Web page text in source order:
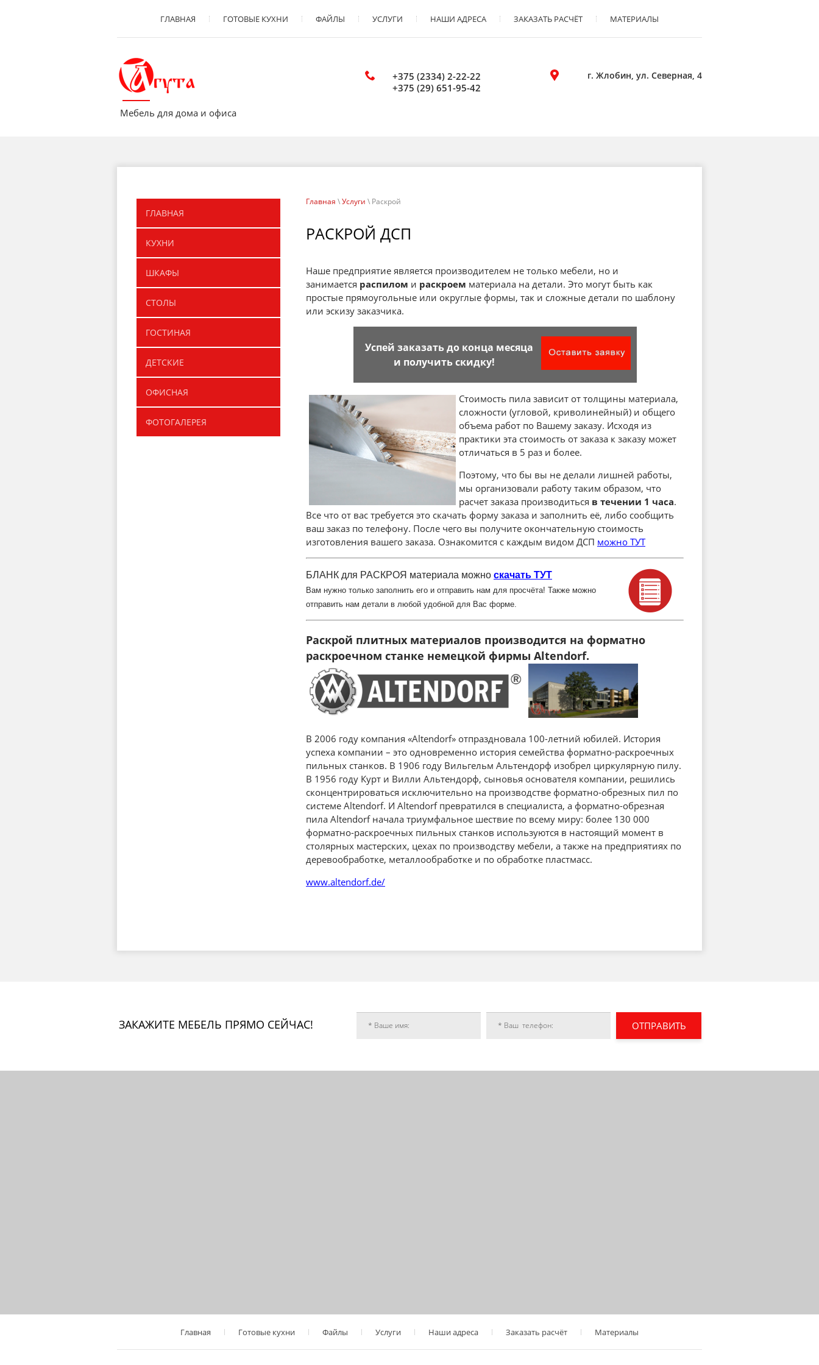
ГЛАВНАЯ ГОТОВЫЕ КУХНИ ФАЙЛЫ УСЛУГИ НАШИ АДРЕСА ЗАКАЗАТЬ РАСЧЁТ МАТЕРИАЛЫ
Мебель для дома и офиса
+375 (2334) 2-22-22
+375 (29) 651-95-42
г. Жлобин, ул. Северная, 4
ГЛАВНАЯ
КУХНИ
ШКАФЫ
СТОЛЫ
ГОСТИНАЯ
ДЕТСКИЕ
ОФИСНАЯ
ФОТОГАЛЕРЕЯ
Главная \Услуги \ Раскрой
РАСКРОЙ ДСП
Наше предприятие является производителем не только мебели, но и
занимается распилом и раскроем материала на детали. Это могут быть как
простые прямоугольные или округлые формы, так и сложные детали по шаблону
или эскизу заказчика.
Успей заказать до конца месяца
и получить скидку!
Стоимость пила зависит от толщины материала,
сложности (угловой, криволинейный) и общего
объема работ по Вашему заказу. Исходя из
практики эта стоимость от заказа к заказу может
отличаться в 5 раз и более.
Поэтому, что бы вы не делали лишней работы,
мы организовали работу таким образом, что
расчет заказа производиться в течении 1 часа.
Все что от вас требуется это скачать форму заказа и заполнить её, либо сообщить
ваш заказ по телефону. После чего вы получите окончательную стоимость
изготовления вашего заказа. Ознакомится с каждым видом ДСП можно ТУТ
БЛАНК для РАСКРОЯ материала можно скачать ТУТ
Вам нужно только заполнить его и отправить нам для просчёта! Также можно
отправить нам детали в любой удобной для Вас форме.
Раскрой плитных материалов производится на форматно
раскроечном станке немецкой фирмы Аltendorf.
В 2006 году компания «Altendorf» отпраздновала 100-летний юбилей. История
успеха компании – это одновременно история семейства форматно-раскроечных
пильных станков. В 1906 году Вильгельм Альтендорф изобрел циркулярную пилу.
В 1956 году Курт и Вилли Альтендорф, сыновья основателя компании, решились
сконцентрироваться исключительно на производстве форматно-обрезных пил по
системе Altendorf. И Altendorf превратился в специалиста, а форматно-обрезная
пила Altendorf начала триумфальное шествие по всему миру: более 130 000
форматно-раскроечных пильных станков используются в настоящий момент в
столярных мастерских, цехах по производству мебели, а также на предприятиях по
деревообработке, металлообработке и по обработке пластмасс.
www.altendorf.de/
ЗАКАЖИТЕ МЕБЕЛЬ ПРЯМО СЕЙЧАС! ОТПРАВИТЬ
Главная Готовые кухни Файлы Услуги Наши адреса Заказать расчёт Материалы